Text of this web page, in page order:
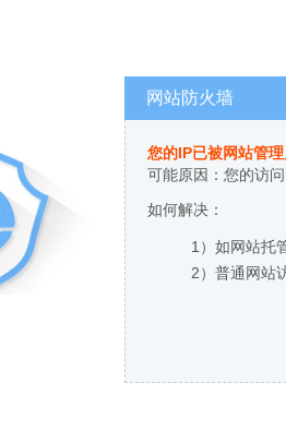
网站防火墙
您的IP已被网站管
可能原因：您的访
如何解决：
1）如网站托
2）普通网站